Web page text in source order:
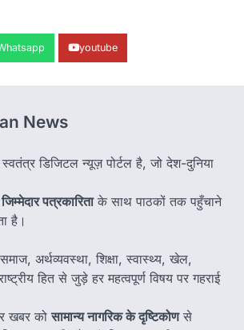
youtube
News
डिजिटल न्यूज़ पोर्टल है, जो देश-दुनिया
पत्रकारिताके साथ पाठकों तक पहुँचाने
है।
अर्थव्यवस्था, शिक्षा, स्वास्थ्य, खेल,
हित से जुड़े हर महत्वपूर्ण विषय पर गहराई
खबर कोसामान्य नागरिक के दृष्टिकोणसे